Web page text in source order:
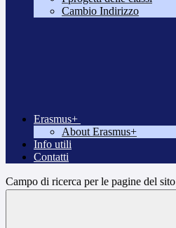
Cambio Indirizzo
Erasmus+
About Erasmus+
Info utili
Contatti
Campo di ricerca per le pagine del sito